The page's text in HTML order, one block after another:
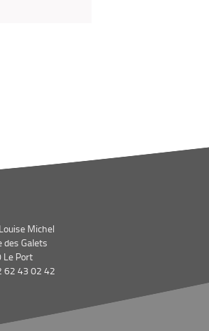
Michel
des Galets
Port
62 43 02 42